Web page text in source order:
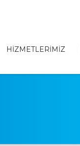
HİZMETLERİMİZ